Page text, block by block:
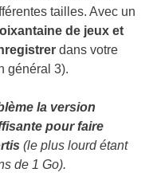
tailles. Avec un
de jeux et
dans votre
général 3).
la version
pour faire
(le plus lourd étant
de 1 Go).